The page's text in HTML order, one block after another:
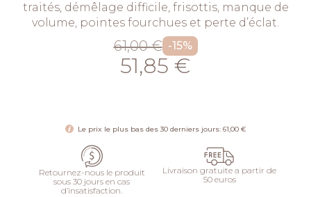
traités, démêlage difficile, frisottis, manque de
volume, pointes fourchues et perte d’éclat.
61,00 € -15%
51,85 €
Le prix le plus bas des 30 derniers jours: 61,00 €
Retournez-nous le produit
sous 30 jours en cas
d’insatisfaction.
Livraison gratuite a partir de
50 euros